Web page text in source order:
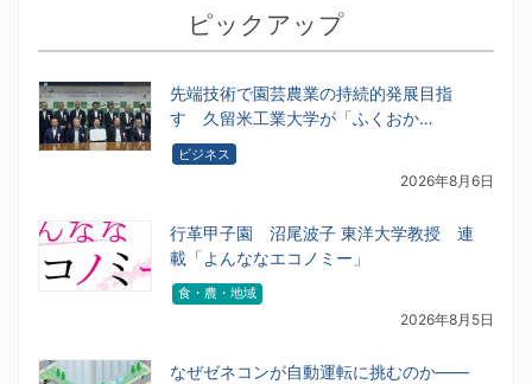
ピックアップ
先端技術で園芸農業の持続的発展目指
す 久留米工業大学が「ふくおか…
ビジネス
2026年8月6日
行革甲子園 沼尾波子 東洋大学教授 連
載「よんななエコノミー」
食・農・地域
2026年8月5日
なぜゼネコンが自動運転に挑むのか――